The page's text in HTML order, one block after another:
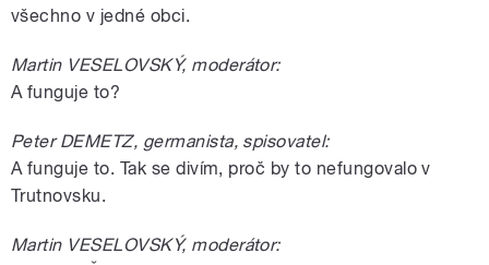
všechno v jedné obci.
Martin VESELOVSKÝ, moderátor:
A funguje to?
Peter DEMETZ, germanista, spisovatel:
A funguje to. Tak se divím, proč by to nefungovalo v
Trutnovsku.
Martin VESELOVSKÝ, moderátor: